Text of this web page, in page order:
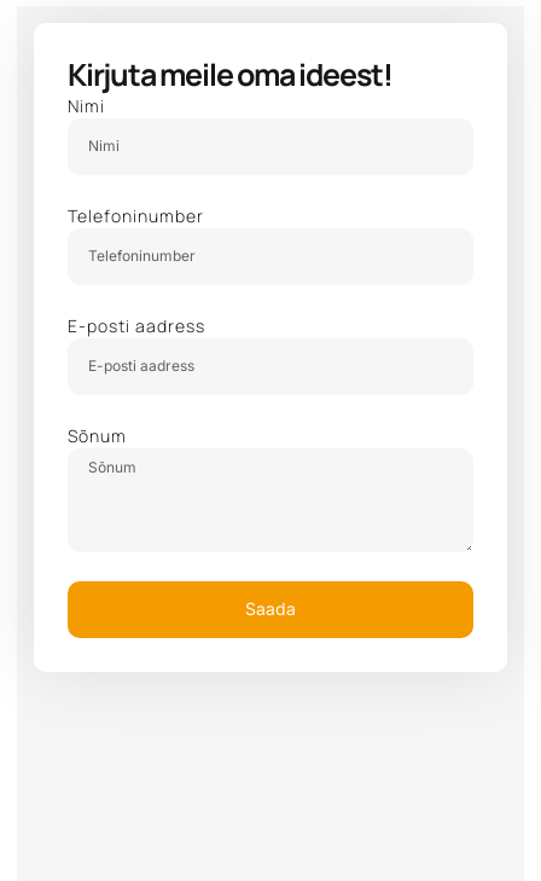
Kirjuta meile oma ideest!
Nimi
Telefoninumber
E-posti aadress
Sõnum
Saada